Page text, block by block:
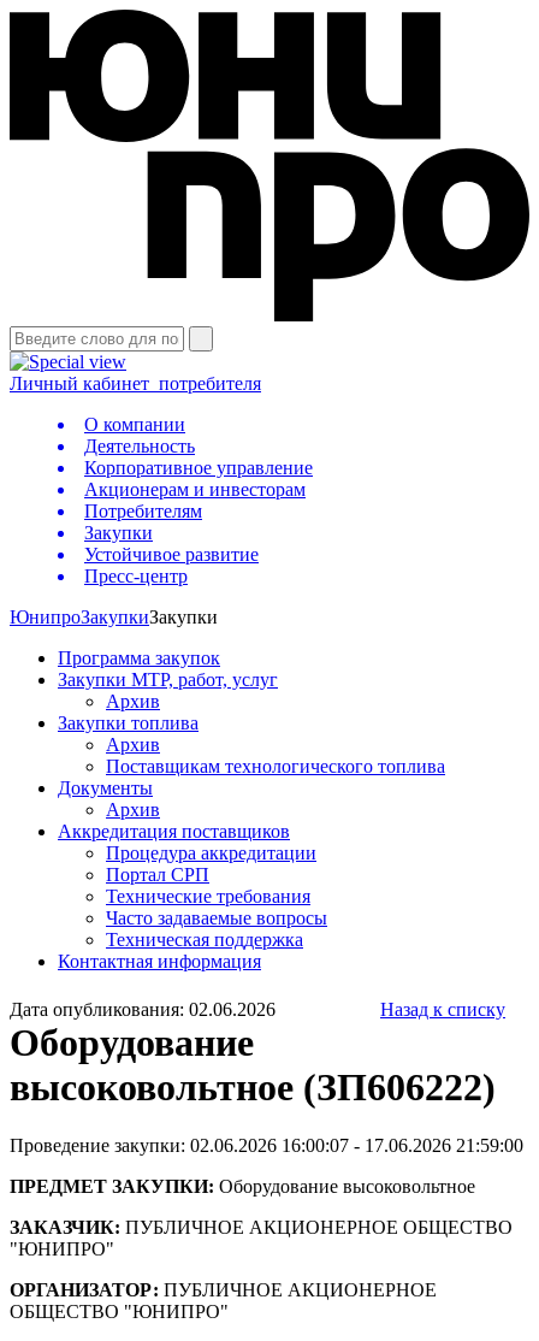
Личный кабинет потребителя
О компании
Деятельность
Корпоративное управление
Акционерам и инвесторам
Потребителям
Закупки
Устойчивое развитие
Пресс-центр
ЮнипроЗакупкиЗакупки
Программа закупок
Закупки МТР, работ, услуг
Архив
Закупки топлива
Архив
Поставщикам технологического топлива
Документы
Архив
Аккредитация поставщиков
Процедура аккредитации
Портал СРП
Технические требования
Часто задаваемые вопросы
Техническая поддержка
Контактная информация
Дата опубликования: 02.06.2026 Назад к списку
Оборудование
высоковольтное (ЗП606222)
Проведение закупки: 02.06.2026 16:00:07 - 17.06.2026 21:59:00
ПРЕДМЕТ ЗАКУПКИ: Оборудование высоковольтное
ЗАКАЗЧИК: ПУБЛИЧНОЕ АКЦИОНЕРНОЕ ОБЩЕСТВО
"ЮНИПРО"
ОРГАНИЗАТОР: ПУБЛИЧНОЕ АКЦИОНЕРНОЕ
ОБЩЕСТВО "ЮНИПРО"